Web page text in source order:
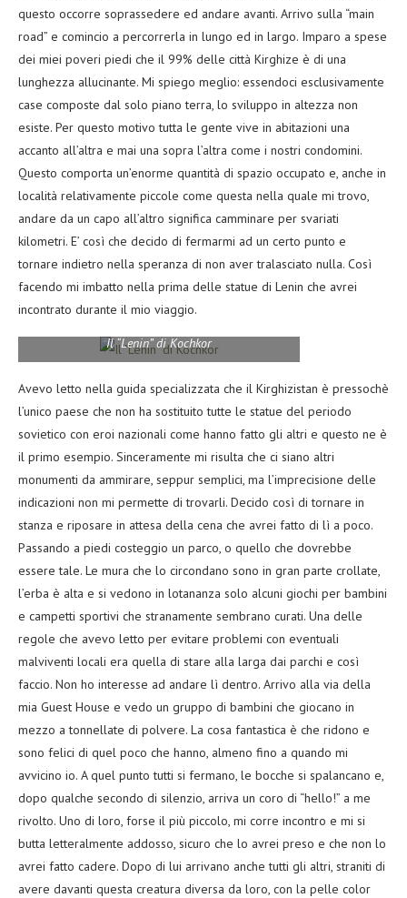
questo occorre soprassedere ed andare avanti. Arrivo sulla “main
road” e comincio a percorrerla in lungo ed in largo. Imparo a spese
dei miei poveri piedi che il 99% delle città Kirghize è di una
lunghezza allucinante. Mi spiego meglio: essendoci esclusivamente
case composte dal solo piano terra, lo sviluppo in altezza non
esiste. Per questo motivo tutta le gente vive in abitazioni una
accanto all’altra e mai una sopra l’altra come i nostri condomini.
Questo comporta un’enorme quantità di spazio occupato e, anche in
località relativamente piccole come questa nella quale mi trovo,
andare da un capo all’altro significa camminare per svariati
kilometri. E’ così che decido di fermarmi ad un certo punto e
tornare indietro nella speranza di non aver tralasciato nulla. Così
facendo mi imbatto nella prima delle statue di Lenin che avrei
incontrato durante il mio viaggio.
Il “Lenin” di Kochkor
Avevo letto nella guida specializzata che il Kirghizistan è pressochè
l’unico paese che non ha sostituito tutte le statue del periodo
sovietico con eroi nazionali come hanno fatto gli altri e questo ne è
il primo esempio. Sinceramente mi risulta che ci siano altri
monumenti da ammirare, seppur semplici, ma l’imprecisione delle
indicazioni non mi permette di trovarli. Decido così di tornare in
stanza e riposare in attesa della cena che avrei fatto di lì a poco.
Passando a piedi costeggio un parco, o quello che dovrebbe
essere tale. Le mura che lo circondano sono in gran parte crollate,
l’erba è alta e si vedono in lotananza solo alcuni giochi per bambini
e campetti sportivi che stranamente sembrano curati. Una delle
regole che avevo letto per evitare problemi con eventuali
malviventi locali era quella di stare alla larga dai parchi e così
faccio. Non ho interesse ad andare lì dentro. Arrivo alla via della
mia Guest House e vedo un gruppo di bambini che giocano in
mezzo a tonnellate di polvere. La cosa fantastica è che ridono e
sono felici di quel poco che hanno, almeno fino a quando mi
avvicino io. A quel punto tutti si fermano, le bocche si spalancano e,
dopo qualche secondo di silenzio, arriva un coro di “hello!” a me
rivolto. Uno di loro, forse il più piccolo, mi corre incontro e mi si
butta letteralmente addosso, sicuro che lo avrei preso e che non lo
avrei fatto cadere. Dopo di lui arrivano anche tutti gli altri, straniti di
avere davanti questa creatura diversa da loro, con la pelle color